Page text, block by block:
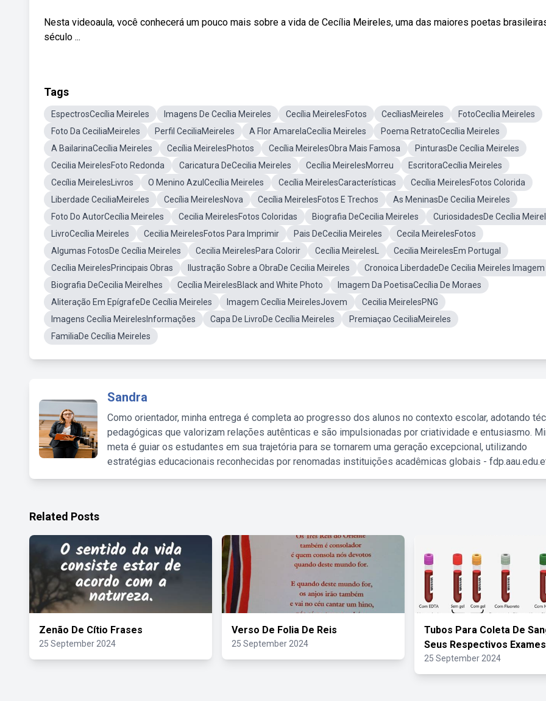
Nesta videoaula, você conhecerá um pouco mais sobre a vida de Cecília Meireles, uma das maiores poetas
século ...
Tags
EspectrosCecília Meireles Imagens De Cecília Meireles Cecília MeirelesFotos CecíliasMeireles
FotoCecília Meireles
Foto Da CeciliaMeireles
Perfil CeciliaMeireles A Flor AmarelaCecília Meireles
Poema RetratoCecília Meireles
A BailarinaCecília Meireles
Cecília MeirelesPhotos Cecília MeirelesObra Mais Famosa
PinturasDe Cecília Meireles
Cecilia MeirelesFoto Redonda
Caricatura DeCecilia Meireles Cecília MeirelesMorreu
EscritoraCecília Meireles
Cecília MeirelesLivros
O Menino AzulCecília Meireles Cecília MeirelesCaracterísticas
Cecília MeirelesFotos Colorida
Liberdade CeciliaMeireles
Cecília MeirelesNova Cecília MeirelesFotos E Trechos
As MeninasDe Cecilia Meireles
Foto Do AutorCecília Meireles
Cecilia MeirelesFotos Coloridas Biografia DeCecilia Meireles
CuriosidadesDe Cecília
LivroCecília Meireles
Cecilia MeirelesFotos Para Imprimir Pais DeCecilia Meireles
Cecila MeirelesFotos
Algumas FotosDe Cecília Meireles
Cecilia MeirelesPara Colorir Cecília MeirelesL
Cecilia MeirelesEm Portugal
Cecília MeirelesPrincipais Obras
Ilustração Sobre a ObraDe Cecilia Meireles
Cronoica LiberdadeDe Cecilia Meireles Imagem
Biografia DeCecilia Meirelhes
Cecília MeirelesBlack and White Photo
Imagem Da PoetisaCecília De Moraes
Aliteração Em EpígrafeDe Cecília Meireles
Imagem Cecília MeirelesJovem
Cecilia MeirelesPNG
Imagens Cecília MeirelesInformações
Capa De LivroDe Cecília Meireles
Premiaçao CeciliaMeireles
FamiliaDe Cecília Meireles
Sandra
Como orientador, minha entrega é completa ao progresso dos alunos no contexto escolar, adotando
pedagógicas que valorizam relações autênticas e são impulsionadas por criatividade e entusiasmo.
meta é guiar os estudantes em sua trajetória para se tornarem uma geração excepcional, utilizando
estratégias educacionais reconhecidas por renomadas instituições acadêmicas globais -
Related Posts
Zenão De Cítio Frases
25 September 2024
Verso De Folia De Reis
25 September 2024
Tubos Para Coleta De
Seus Respectivos
25 September 2024